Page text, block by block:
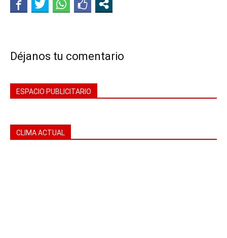
Déjanos tu comentario
ESPACIO PUBLICITARIO
CLIMA ACTUAL